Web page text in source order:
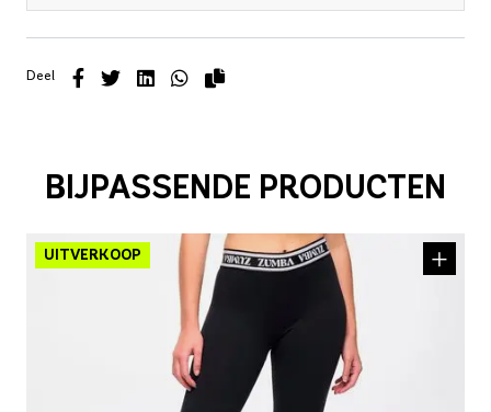
Deel
BIJPASSENDE PRODUCTEN